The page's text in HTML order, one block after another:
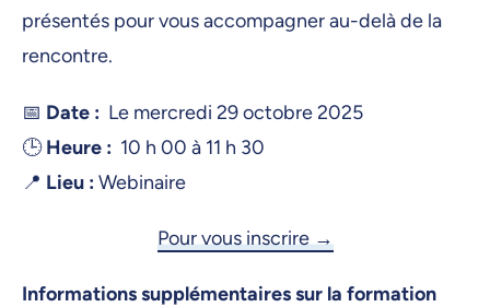
présentés pour vous accompagner au-delà de la
rencontre.
📅 Date : Le mercredi 29 octobre 2025
🕒Heure : 10 h 00 à 11 h 30
📍 Lieu :Webinaire
Pour vous inscrire →
Informations supplémentaires sur la formation